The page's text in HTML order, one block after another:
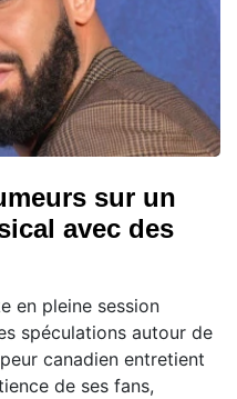
sur un
avec des
en pleine session
spéculations autour de
canadien entretient
de ses fans,